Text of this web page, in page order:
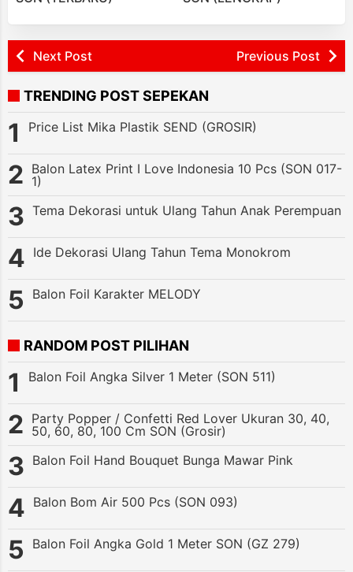
Next Post Previous Post
TRENDING POST SEPEKAN
Price List Mika Plastik SEND (GROSIR)
Balon Latex Print I Love Indonesia 10 Pcs (SON 017-
1)
Tema Dekorasi untuk Ulang Tahun Anak Perempuan
Ide Dekorasi Ulang Tahun Tema Monokrom
Balon Foil Karakter MELODY
RANDOM POST PILIHAN
Balon Foil Angka Silver 1 Meter (SON 511)
Party Popper / Confetti Red Lover Ukuran 30, 40,
50, 60, 80, 100 Cm SON (Grosir)
Balon Foil Hand Bouquet Bunga Mawar Pink
Balon Bom Air 500 Pcs (SON 093)
Balon Foil Angka Gold 1 Meter SON (GZ 279)